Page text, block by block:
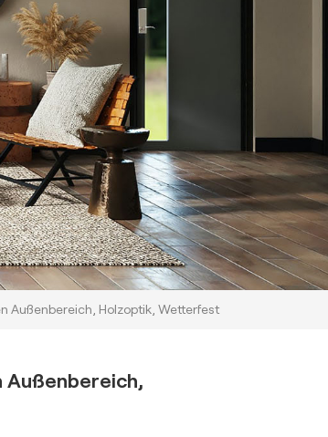
Außenbereich, Holzoptik, Wetterfest
Außenbereich,